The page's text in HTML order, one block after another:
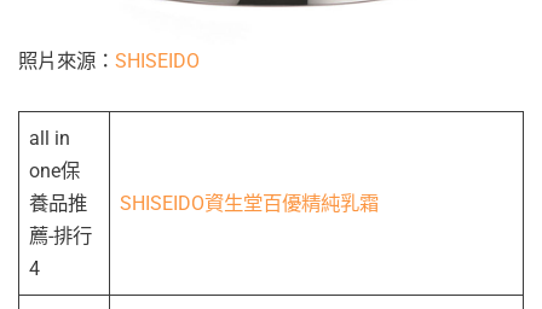
照片來源： SHISEIDO
all in
one保
養品推
薦-排行
4
SHISEIDO資生堂百優精純乳霜